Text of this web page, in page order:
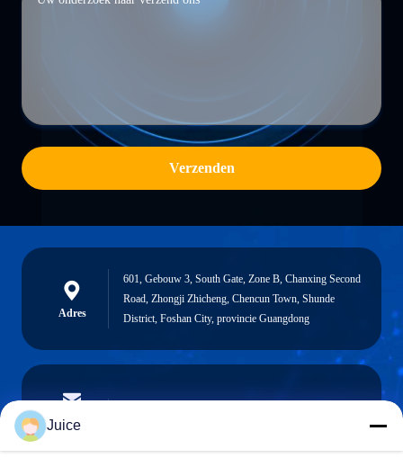
Verzenden
Adres
601, Gebouw 3, South Gate, Zone B, Chanxing Second
Road, Zhongji Zhicheng, Chencun Town, Shunde
District, Foshan City, provincie Guangdong
E-mailen
Juice